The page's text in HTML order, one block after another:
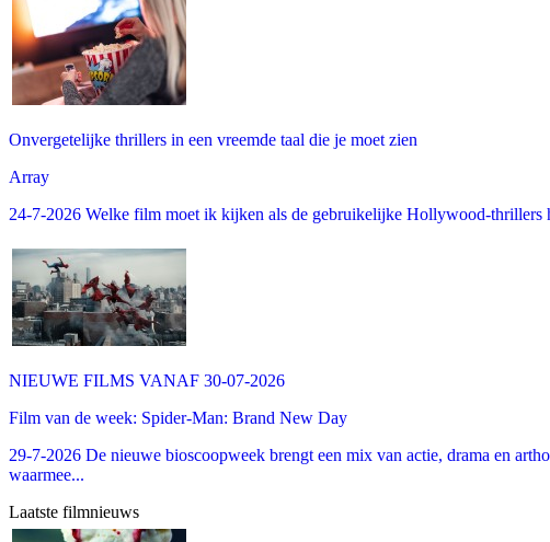
Onvergetelijke thrillers in een vreemde taal die je moet zien
Array
24-7-2026 Welke film moet ik kijken als de gebruikelijke Hollywood-thrillers
NIEUWE FILMS VANAF 30-07-2026
Film van de week: Spider-Man: Brand New Day
29-7-2026 De nieuwe bioscoopweek brengt een mix van actie, drama en
waarmee...
Laatste filmnieuws